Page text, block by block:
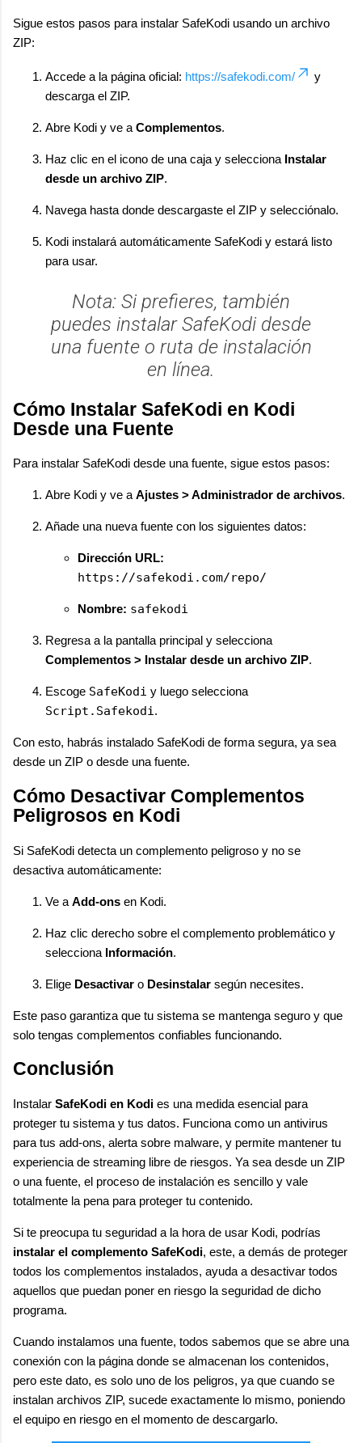
Sigue estos pasos para instalar SafeKodi usando un archivo
ZIP:
Accede a la página oficial: https://safekodi.com/
y
descarga el ZIP.
Abre Kodi y ve a Complementos.
Haz clic en el icono de una caja y selecciona Instalar
desde un archivo ZIP.
Navega hasta donde descargaste el ZIP y selecciónalo.
Kodi instalará automáticamente SafeKodi y estará listo
para usar.
Nota: Si prefieres, también
puedes instalar SafeKodi desde
una fuente o ruta de instalación
en línea.
Cómo Instalar SafeKodi en Kodi
Desde una Fuente
Para instalar SafeKodi desde una fuente, sigue estos pasos:
Abre Kodi y ve a Ajustes > Administrador de archivos.
Añade una nueva fuente con los siguientes datos:
Dirección URL:
https://safekodi.com/repo/
Nombre: safekodi
Regresa a la pantalla principal y selecciona
Complementos > Instalar desde un archivo ZIP.
Escoge SafeKodi y luego selecciona
Script.Safekodi.
Con esto, habrás instalado SafeKodi de forma segura, ya sea
desde un ZIP o desde una fuente.
Cómo Desactivar Complementos
Peligrosos en Kodi
Si SafeKodi detecta un complemento peligroso y no se
desactiva automáticamente:
Ve a Add-ons en Kodi.
Haz clic derecho sobre el complemento problemático y
selecciona Información.
Elige Desactivar o Desinstalar según necesites.
Este paso garantiza que tu sistema se mantenga seguro y que
solo tengas complementos confiables funcionando.
Conclusión
Instalar SafeKodi en Kodi es una medida esencial para
proteger tu sistema y tus datos. Funciona como un antivirus
para tus add-ons, alerta sobre malware, y permite mantener tu
experiencia de streaming libre de riesgos. Ya sea desde un ZIP
o una fuente, el proceso de instalación es sencillo y vale
totalmente la pena para proteger tu contenido.
Si te preocupa tu seguridad a la hora de usar Kodi, podrías
instalar el complemento SafeKodi, este, a demás de proteger
todos los complementos instalados, ayuda a desactivar todos
aquellos que puedan poner en riesgo la seguridad de dicho
programa.
Cuando instalamos una fuente, todos sabemos que se abre una
conexión con la página donde se almacenan los contenidos,
pero este dato, es solo uno de los peligros, ya que cuando se
instalan archivos ZIP, sucede exactamente lo mismo, poniendo
el equipo en riesgo en el momento de descargarlo.